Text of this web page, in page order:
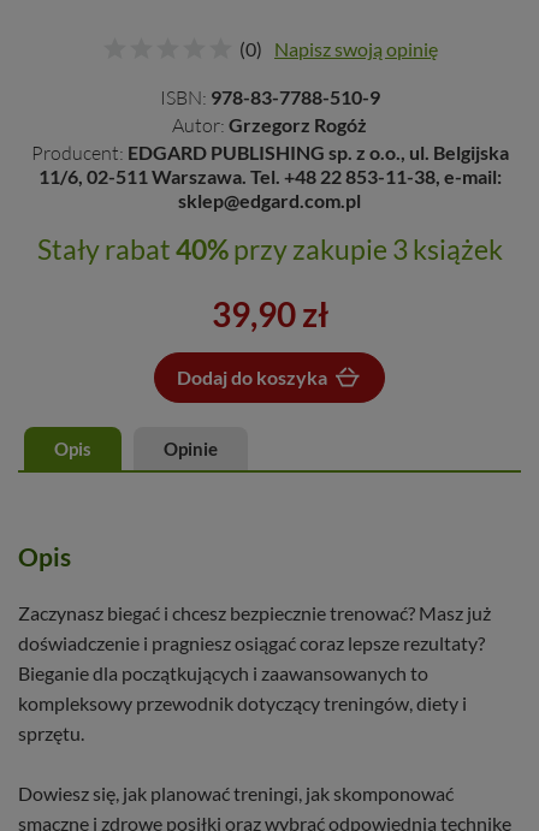
(0) Napisz swoją opinię
ISBN: 978-83-7788-510-9
Autor: Grzegorz Rogóż
Producent: EDGARD PUBLISHING sp. z o.o., ul. Belgijska
11/6, 02-511 Warszawa. Tel. +48 22 853-11-38, e-mail:
sklep@edgard.com.pl
Stały rabat40%przy zakupie 3 książek
39,90 zł
Dodaj do koszyka
Opis Opinie
Opis
Zaczynasz biegać i chcesz bezpiecznie trenować? Masz już
doświadczenie i pragniesz osiągać coraz lepsze rezultaty?
Bieganie dla początkujących i zaawansowanych to
kompleksowy przewodnik dotyczący treningów, diety i
sprzętu.
Dowiesz się, jak planować treningi, jak skomponować
smaczne i zdrowe posiłki oraz wybrać odpowiednią technikę